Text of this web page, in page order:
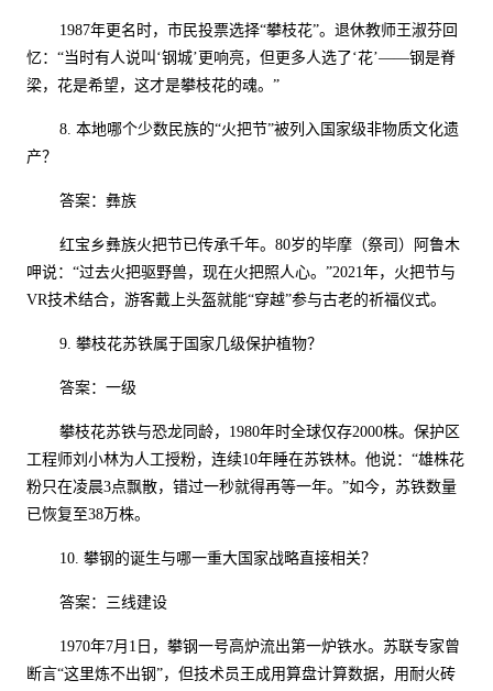
1987年更名时，市民投票选择“攀枝花”。退休教师王淑芬回
忆：“当时有人说叫‘钢城’更响亮，但更多人选了‘花’——钢是脊
梁，花是希望，这才是攀枝花的魂。”
8. 本地哪个少数民族的“火把节”被列入国家级非物质文化遗
产？
答案：彝族
红宝乡彝族火把节已传承千年。 80岁的毕摩（祭司）阿鲁木
呷说：“过去火把驱野兽，现在火把照人心。”2021 年，火把节与
VR技术结合，游客戴上头盔就能“穿越”参与古老的祈福仪式。
9. 攀枝花苏铁属于国家几级保护植物？
答案：一级
攀枝花苏铁与恐龙同龄， 1980年时全球仅存2000株。保护区
工程师刘小林为人工授粉，连续10年睡在苏铁林。他说：“雄株花
粉只在凌晨3点飘散，错过一秒就得再等一年。”如今，苏铁数量
已恢复至38万株。
10. 攀钢的诞生与哪一重大国家战略直接相关？
答案：三线建设
1970年7月 1 日，攀钢一号高炉流出第一炉铁水。苏联专家曾
断言“这里炼不出钢”，但技术员王成用算盘计算数据，用耐火砖